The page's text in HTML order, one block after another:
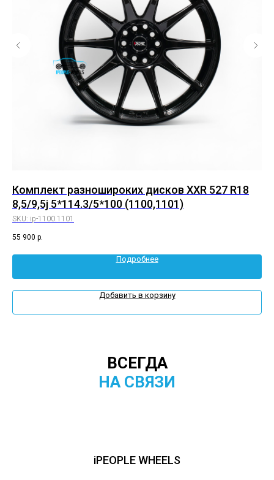
Комплект разношироких дисков XXR 527 R18
8,5/9,5j 5*114.3/5*100 (1100,1101)
SKU: ip-1100.1101
55 900 р.
Подробнее
Добавить в корзину
ВСЕГДА
НА СВЯЗИ
iPEOPLE WHEELS